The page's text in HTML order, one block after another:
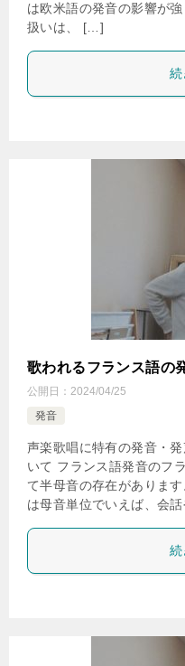
は欧米語の発音の影響が
扱いは、 […]
続
歌われるフランス語の
公開日： 2024/04/25
発音
声楽歌唱に特有の発音・
いて フランス語発音のフ
て半母音の存在がありま
は母音単位でいえば、会
続